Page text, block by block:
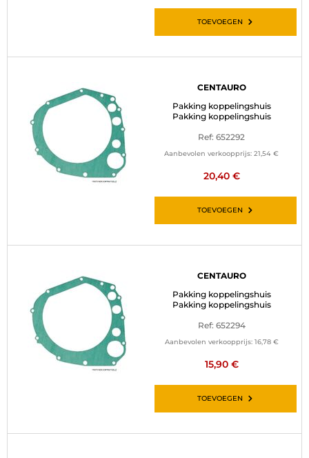
TOEVOEGEN
CENTAURO
Pakking koppelingshuis
Pakking koppelingshuis
Ref: 652292
Aanbevolen verkoopprijs: 21,54 €
20,40 €
TOEVOEGEN
CENTAURO
Pakking koppelingshuis
Pakking koppelingshuis
Ref: 652294
Aanbevolen verkoopprijs: 16,78 €
15,90 €
TOEVOEGEN